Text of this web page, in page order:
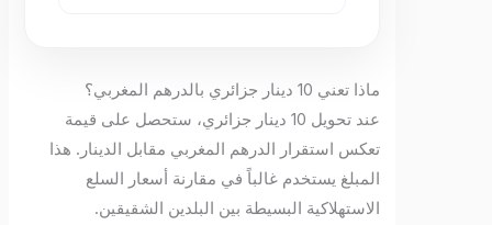
ماذا تعني 10 دينار جزائري بالدرهم المغربي؟
عند تحويل 10 دينار جزائري، ستحصل على قيمة
تعكس استقرار الدرهم المغربي مقابل الدينار. هذا
المبلغ يستخدم غالباً في مقارنة أسعار السلع
الاستهلاكية البسيطة بين البلدين الشقيقين.